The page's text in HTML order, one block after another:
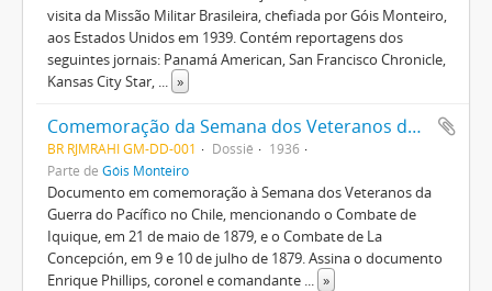
visita da Missão Militar Brasileira, chefiada por Góis Monteiro,
aos Estados Unidos em 1939. Contém reportagens dos
seguintes jornais: Panamá American, San Francisco Chronicle,
Kansas City Star, ... »
Comemoração da Semana dos Veteranos da Guerra do Pacífico no Chile
BR RJMRAHI GM-DD-001 Dossiê
1936
Parte de Góis Monteiro
Documento em comemoração à Semana dos Veteranos da
Guerra do Pacífico no Chile, mencionando o Combate de
Iquique, em 21 de maio de 1879, e o Combate de La
Concepción, em 9 e 10 de julho de 1879. Assina o documento
Enrique Phillips, coronel e comandante ... »